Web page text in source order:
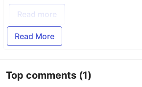
Read more
Read More
Top comments (1)